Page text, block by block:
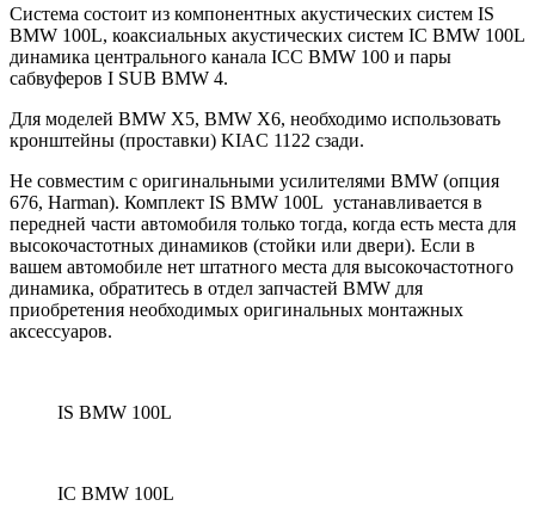
Система состоит из компонентных акустических систем IS
BMW 100L, коаксиальных акустических систем IС BMW 100L
динамика центрального канала ICC BMW 100 и пары
сабвуферов I SUB BMW 4.
Для моделей BMW X5, BMW X6, необходимо использовать
кронштейны (проставки) KIAC 1122 сзади.
Не совместим с оригинальными усилителями BMW (опция
676, Harman). Комплект IS BMW 100L устанавливается в
передней части автомобиля только тогда, когда есть места для
высокочастотных динамиков (стойки или двери). Если в
вашем автомобиле нет штатного места для высокочастотного
динамика, обратитесь в отдел запчастей BMW для
приобретения необходимых оригинальных монтажных
аксессуаров.
IS BMW 100L
IC BMW 100L